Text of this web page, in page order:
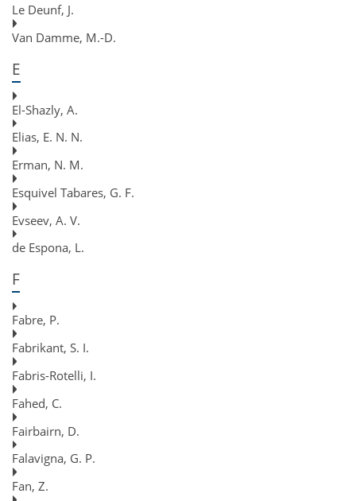
Le Deunf, J.
Van Damme, M.-D.
E
El-Shazly, A.
Elias, E. N. N.
Erman, N. M.
Esquivel Tabares, G. F.
Evseev, A. V.
de Espona, L.
F
Fabre, P.
Fabrikant, S. I.
Fabris-Rotelli, I.
Fahed, C.
Fairbairn, D.
Falavigna, G. P.
Fan, Z.